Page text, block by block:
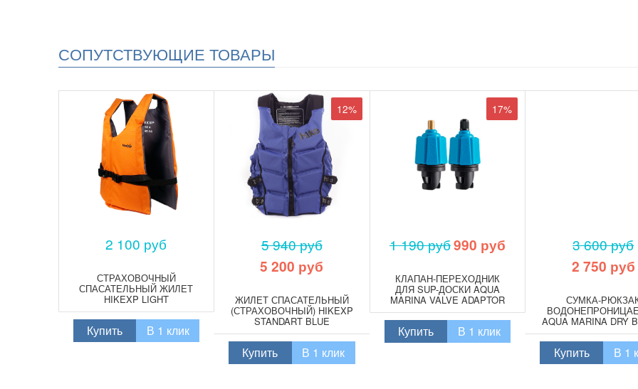
СОПУТСТВУЮЩИЕ ТОВАРЫ
2 100 руб
СТРАХОВОЧНЫЙ
СПАСАТЕЛЬНЫЙ ЖИЛЕТ
HIKEXP LIGHT
Купить В 1 клик
12%
5 940 руб
5 200 руб
ЖИЛЕТ СПАСАТЕЛЬНЫЙ
(СТРАХОВОЧНЫЙ) HIKEXP
STANDART BLUE
Купить В 1 клик
17%
1 190 руб990 руб
КЛАПАН-ПЕРЕХОДНИК
ДЛЯ SUP-ДОСКИ AQUA
MARINA VALVE ADAPTOR
Купить В 1 клик
3 600 руб
2 750 руб
СУМКА-
AQUA MARINA DRY
L
Купить В 1